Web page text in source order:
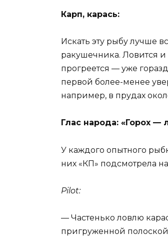
Карп, карась:
Искать эту рыбу лучше
ракушечника. Ловится и
прогреется — уже
первой более-менее
например, в прудах
Глас народа: «Горох
У каждого опытного
них «КП» подсмотрела
Pilot:
— Частенько ловлю
пригруженной